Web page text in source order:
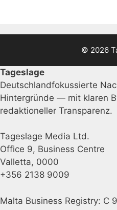
© 2026
Tageslage
Deutschlandfokussierte
Hintergründe — mit klaren
redaktioneller Transparenz.
Tageslage Media Ltd.
Office 9, Business Centre
Valletta, 0000
+356 2138 9009
Malta Business Registry: C